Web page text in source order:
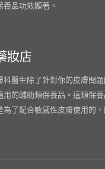
養品功效顯著。
妝店
科醫生除了針對你的皮膚問
用的輔助類保養品。這類保
為了配合敏感性皮膚使用的